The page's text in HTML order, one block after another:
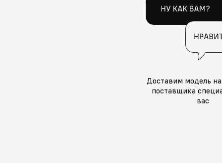
Доставим модель
поставщика
вас